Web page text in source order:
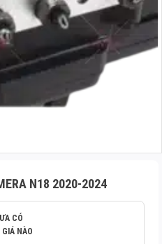
N18 2020-2024
CÓ
NÀO